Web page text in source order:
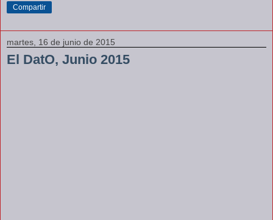
Compartir
martes, 16 de junio de 2015
El DatO, Junio 2015